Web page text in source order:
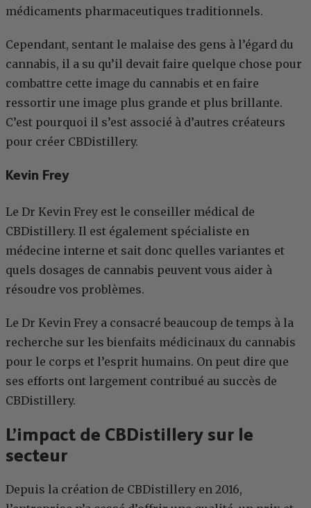
médicaments pharmaceutiques traditionnels.
Cependant, sentant le malaise des gens à l’égard du
cannabis, il a su qu’il devait faire quelque chose pour
combattre cette image du cannabis et en faire
ressortir une image plus grande et plus brillante.
C’est pourquoi il s’est associé à d’autres créateurs
pour créer CBDistillery.
Kevin Frey
Le Dr Kevin Frey est le conseiller médical de
CBDistillery. Il est également spécialiste en
médecine interne et sait donc quelles variantes et
quels dosages de cannabis peuvent vous aider à
résoudre vos problèmes.
Le Dr Kevin Frey a consacré beaucoup de temps à la
recherche sur les bienfaits médicinaux du cannabis
pour le corps et l’esprit humains. On peut dire que
ses efforts ont largement contribué au succès de
CBDistillery.
L’impact de CBDistillery sur le
secteur
Depuis la création de CBDistillery en 2016,